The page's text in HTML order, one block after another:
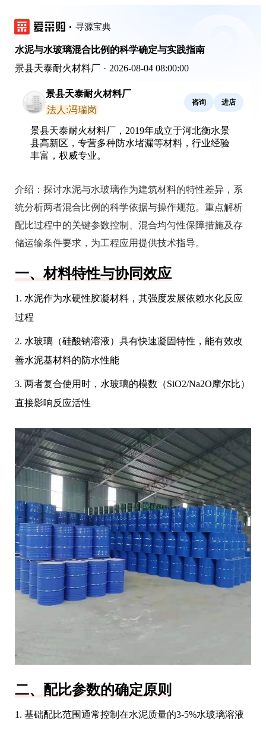
寻源宝典
水泥与水玻璃混合比例的科学确定与实践指南
景县天泰耐火材料厂 · 2026-08-04 08:00:00
景县天泰耐火材料厂
法人:冯瑞岗
咨询 进店
景县天泰耐火材料厂，2019年成立于河北衡水景
县高新区，专营多种防水堵漏等材料，行业经验
丰富，权威专业。
介绍： 探讨水泥与水玻璃作为建筑材料的特性差异，系
统分析两者混合比例的科学依据与操作规范。重点解析
配比过程中的关键参数控制、混合均匀性保障措施及存
储运输条件要求，为工程应用提供技术指导。
一、材料特性与协同效应
1. 水泥作为水硬性胶凝材料，其强度发展依赖水化反应
过程
2. 水玻璃（硅酸钠溶液）具有快速凝固特性，能有效改
善水泥基材料的防水性能
3. 两者复合使用时，水玻璃的模数（SiO2/Na2O摩尔比）
直接影响反应活性
二、配比参数的确定原则
1. 基础配比范围通常控制在水泥质量的3-5%水玻璃溶液